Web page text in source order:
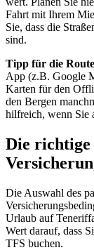
Fahrt mit Ihrem
Sie, dass die
sind.
Tipp für die
App (z.B. Google
Karten für den
den Bergen
hilfreich, wenn Sie
Die richtige
Die Auswahl des
Urlaub auf
Wert darauf, dass
TFS buchen.